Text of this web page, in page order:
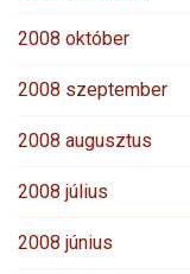
2008 október
2008 szeptember
2008 augusztus
2008 július
2008 június